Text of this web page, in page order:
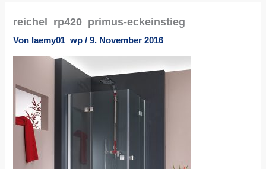
reichel_rp420_primus-eckeinstieg
Von laemy01_wp/9. November 2016